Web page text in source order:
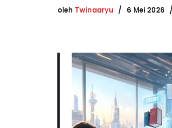
oleh Twinaaryu 6 Mei 2026